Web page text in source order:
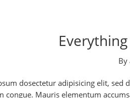
By
dosectetur adipisicing elit, sed
congue. Mauris elementum